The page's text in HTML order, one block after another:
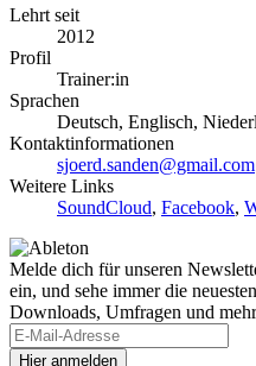
Lehrt seit
2012
Profil
Trainer:in
Sprachen
Deutsch, Englisch,
Kontaktinformationen
sjoerd.sanden@gmail.com
Weitere Links
SoundCloud, Facebook,
Melde dich für unseren
ein, und sehe immer die
Downloads, Umfragen und